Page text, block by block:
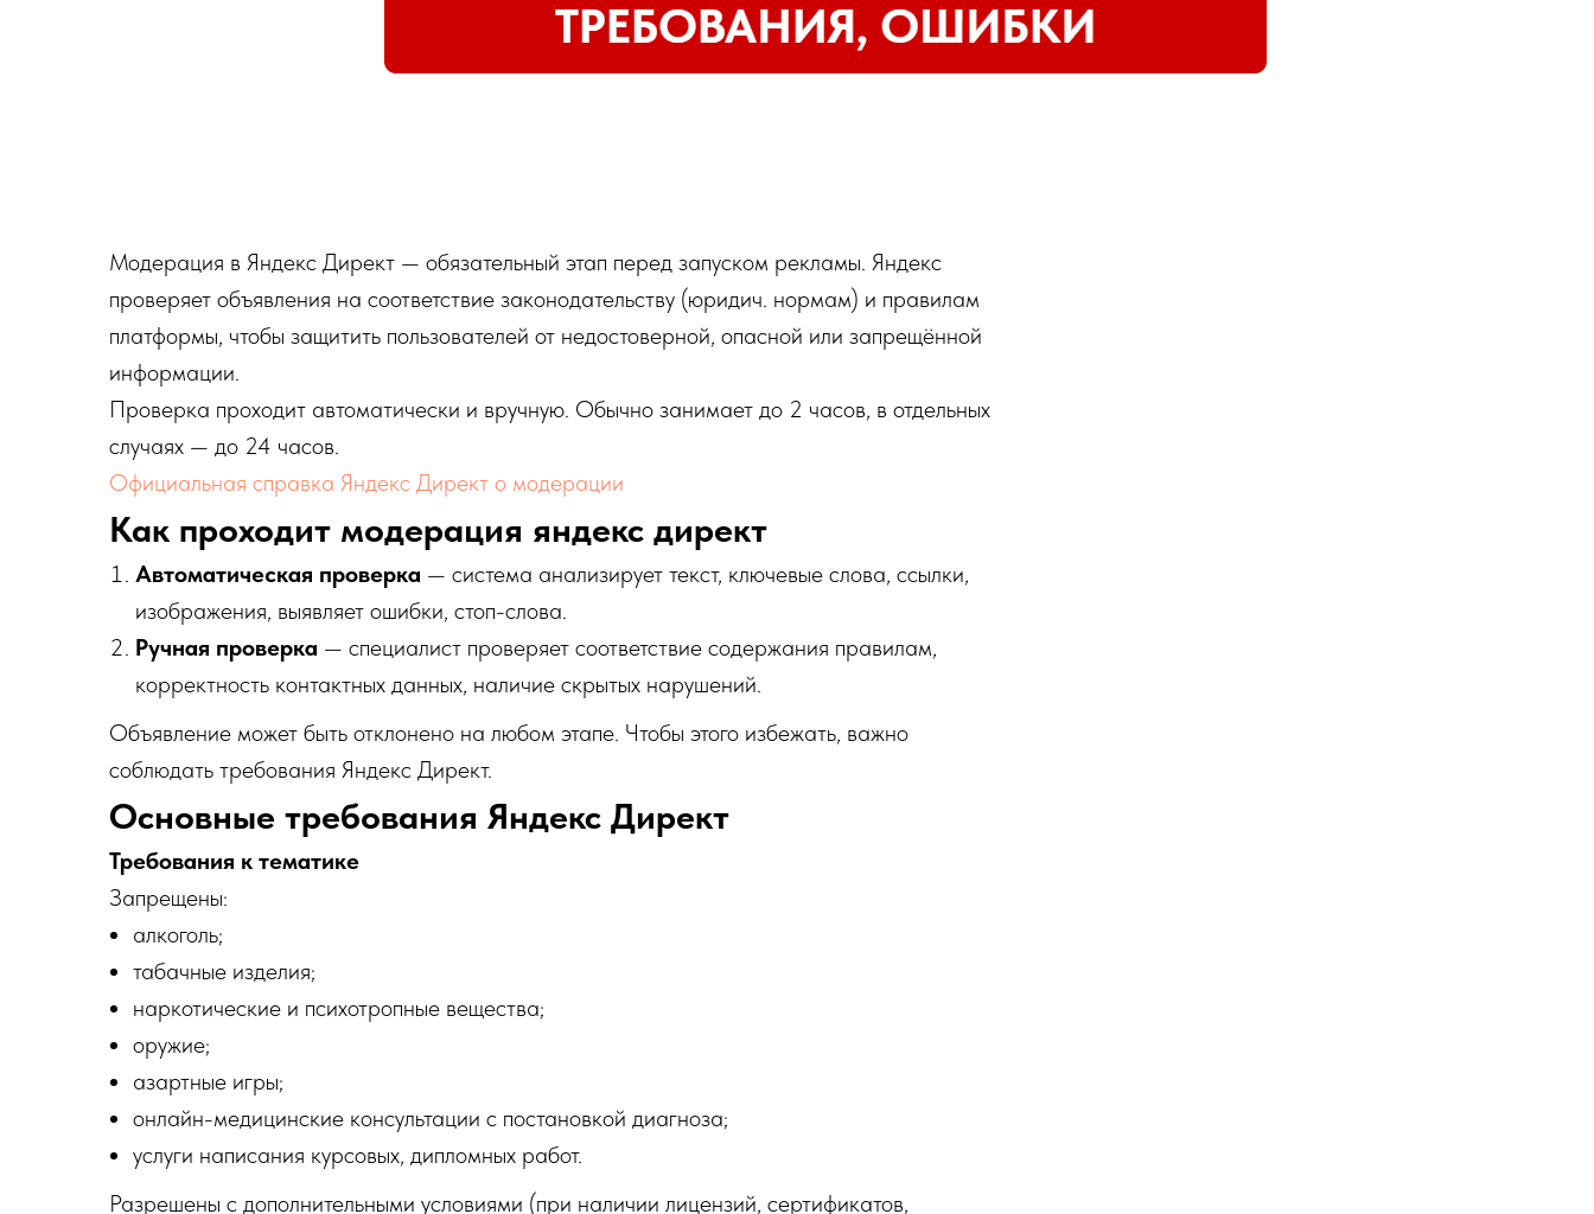
Модерация в Яндекс Директ — обязательный этап перед запуском рекламы. Яндекс
проверяет объявления на соответствие законодательству (юридич. нормам) и правилам
платформы, чтобы защитить пользователей от недостоверной, опасной или запрещённой
информации.
Проверка проходит автоматически и вручную. Обычно занимает до 2 часов, в отдельных
случаях — до 24 часов.
Официальная справка Яндекс Директ о модерации
Как проходит модерация яндекс директ
Автоматическая проверка — система анализирует текст, ключевые слова, ссылки,
изображения, выявляет ошибки, стоп-слова.
Ручная проверка — специалист проверяет соответствие содержания правилам,
корректность контактных данных, наличие скрытых нарушений.
Объявление может быть отклонено на любом этапе. Чтобы этого избежать, важно
соблюдать требования Яндекс Директ.
Основные требования Яндекс Директ
Требования к тематике
Запрещены:
алкоголь;
табачные изделия;
наркотические и психотропные вещества;
оружие;
азартные игры;
онлайн-медицинские консультации с постановкой диагноза;
услуги написания курсовых, дипломных работ.
Разрешены с дополнительными условиями (при наличии лицензий, сертификатов,